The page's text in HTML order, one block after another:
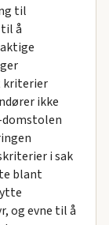
til
å
kriterier
ikke
i sak
blant
og evne til å